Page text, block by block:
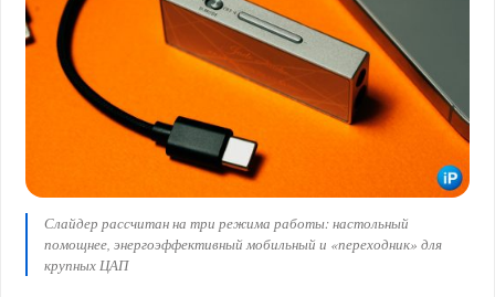
Слайдер рассчитан на три режима работы: настольный
помощнее, энергоэффективный мобильный и «переходник» для
крупных ЦАП